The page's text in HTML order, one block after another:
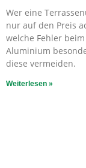
Wer eine
nur auf den Preis
welche Fehler
Aluminium
diese vermeiden.
Weiterlesen »